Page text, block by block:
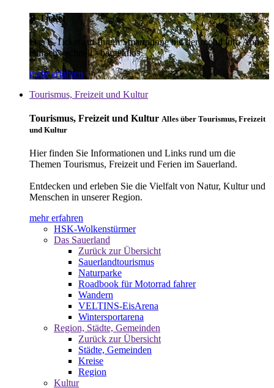
E-Ticket
Das E-Ticket auf Ihrem Smartphone mit der mobil info App -
einfach - schnell - bargeldlos
mehr erfahren
Tourismus, Freizeit und Kultur
Tourismus, Freizeit und Kultur Alles über Tourismus, Freizeit
und Kultur
Hier finden Sie Informationen und Links rund um die
Themen Tourismus, Freizeit und Ferien im Sauerland.
Entdecken und erleben Sie die Vielfalt von Natur, Kultur und
Menschen in unserer Region.
mehr erfahren
HSK-Wolkenstürmer
Das Sauerland
Zurück zur Übersicht
Sauerlandtourismus
Naturparke
Roadbook für Motorrad fahrer
Wandern
VELTINS-EisArena
Wintersportarena
Region, Städte, Gemeinden
Zurück zur Übersicht
Städte, Gemeinden
Kreise
Region
Kultur